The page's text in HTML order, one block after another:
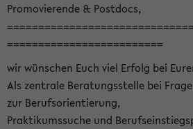
Promovierende & Postdocs,
=========================
wir wünschen Euch viel Erfolg bei
Als zentrale Beratungsstelle bei
zur Berufsorientierung,
Praktikumssuche und